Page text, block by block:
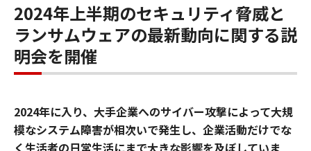
2024年上半期のセキュリティ脅威と
ランサムウェアの最新動向に関する説
明会を開催
2024年に入り、大手企業へのサイバー攻撃によって大規
模なシステム障害が相次いで発生し、企業活動だけでな
く生活者の日常生活にまで大きな影響を及ぼしていま